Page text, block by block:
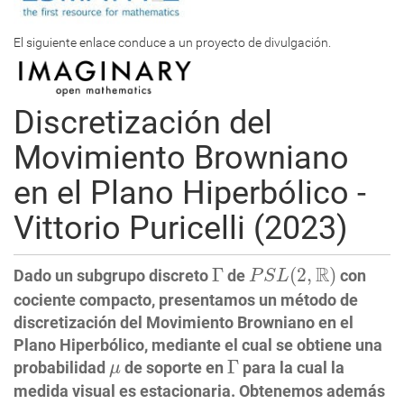
El siguiente enlace conduce a un proyecto de divulgación.
Discretización del
Movimiento Browniano
en el Plano Hiperbólico -
Vittorio Puricelli (2023)
Dado un subgrupo discretoΓ
Γ de PSL(2, R)
PSL( 2,R )
con
cociente compacto, presentamos un método de
discretización del Movimiento Browniano en el
Plano Hiperbólico, mediante el cual se obtiene una
probabilidad μ
μ de soporte en Γ
Γ para la cual la
medida visual es estacionaria. Obtenemos además